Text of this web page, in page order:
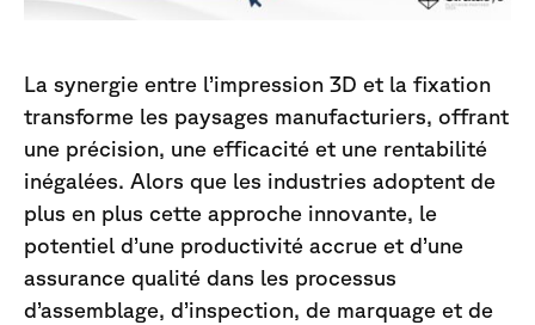
La synergie entre l’impression 3D et la fixation
transforme les paysages manufacturiers, offrant
une précision, une efficacité et une rentabilité
inégalées. Alors que les industries adoptent de
plus en plus cette approche innovante, le
potentiel d’une productivité accrue et d’une
assurance qualité dans les processus
d’assemblage, d’inspection, de marquage et de